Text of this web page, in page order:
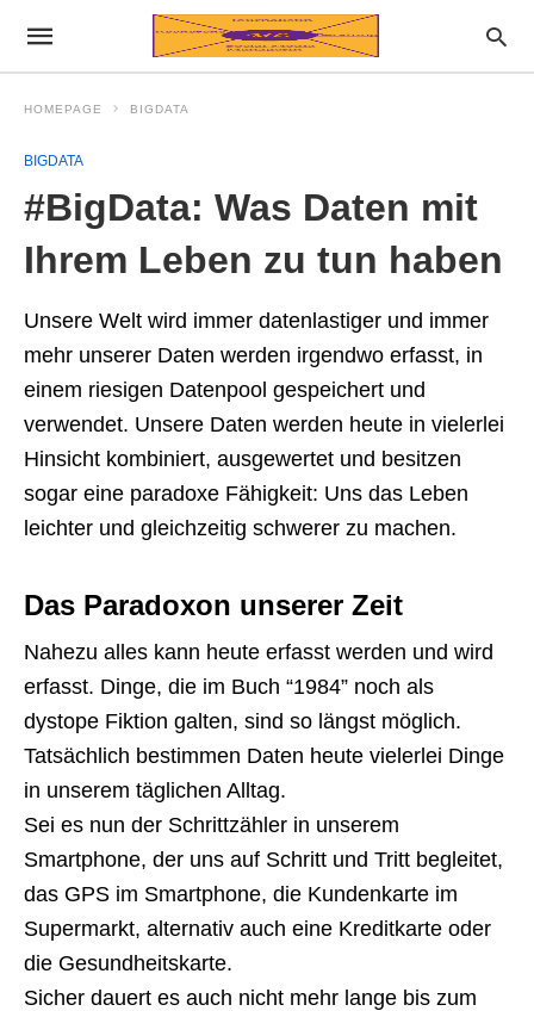
HOMEPAGE BIGDATA
BIGDATA
#BigData: Was Daten mit
Ihrem Leben zu tun haben
Unsere Welt wird immer datenlastiger und immer
mehr unserer Daten werden irgendwo erfasst, in
einem riesigen Datenpool gespeichert und
verwendet. Unsere Daten werden heute in vielerlei
Hinsicht kombiniert, ausgewertet und besitzen
sogar eine paradoxe Fähigkeit: Uns das Leben
leichter und gleichzeitig schwerer zu machen.
Das Paradoxon unserer Zeit
Nahezu alles kann heute erfasst werden und wird
erfasst. Dinge, die im Buch “1984” noch als
dystope Fiktion galten, sind so längst möglich.
Tatsächlich bestimmen Daten heute vielerlei Dinge
in unserem täglichen Alltag.
Sei es nun der Schrittzähler in unserem
Smartphone, der uns auf Schritt und Tritt begleitet,
das GPS im Smartphone, die Kundenkarte im
Supermarkt, alternativ auch eine Kreditkarte oder
die Gesundheitskarte.
Sicher dauert es auch nicht mehr lange bis zum